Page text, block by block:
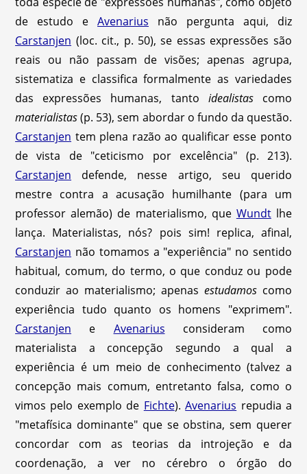
de estudo eAvenarius não pergunta aqui, diz
Carstanjen (loc. cit., p. 50), se essas expressões são
reais ou não passam de visões; apenas agrupa,
sistematiza e classifica formalmente as variedades
das expressões humanas, tanto idealistascomo
materialistas(p. 53), sem abordar o fundo da questão.
Carstanjen tem plena razão ao qualificar esse ponto
de vista de "ceticismo por excelência" (p. 213).
Carstanjen defende, nesse artigo, seu querido
mestre contra a acusação humilhante (para um
professor alemão) de materialismo, que Wundtlhe
lança. Materialistas, nós? pois sim! replica, afinal,
Carstanjen não tomamos a "experiência" no sentido
habitual, comum, do termo, o que conduz ou pode
conduzir ao materialismo; apenas estudamoscomo
experiência tudo quanto os homens "exprimem".
Carstanjen e Avenarius consideram como
materialista a concepção segundo a qual a
experiência é um meio de conhecimento (talvez a
concepção mais comum, entretanto falsa, como o
vimos pelo exemplo de Fichte).Avenarius repudia a
"metafísica dominante" que se obstina, sem querer
concordar com as teorias da introjeção e da
coordenação, a ver no cérebro o órgão do